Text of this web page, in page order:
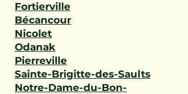
Fortierville
Bécancour
Nicolet
Odanak
Pierreville
Sainte-Brigitte-des-Saults
Notre-Dame-du-Bon-